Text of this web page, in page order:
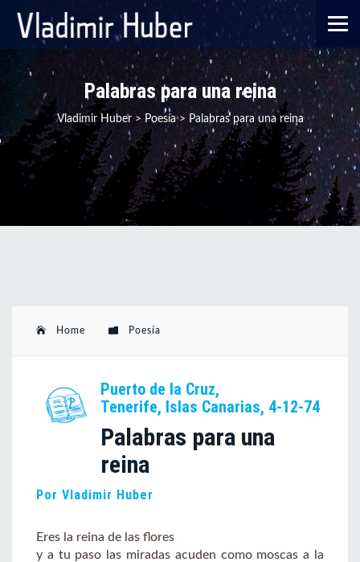
Palabras para una reina
Vladimir Huber> Poesía> Palabras para una reina
Home Poesía
Puerto de la Cruz,
Tenerife, Islas Canarias, 4-12-74
Palabras para una
reina
Por Vladimir Huber
Eres la reina de las flores
y a tu paso las miradas acuden como moscas a la